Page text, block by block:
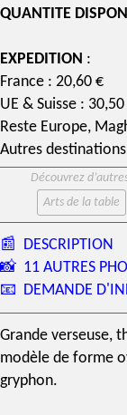
QUANTITE
EXPEDITION :
France : 20,60 €
UE & Suisse :
Reste Europe,
Autres
Découvrez
Arts de la table
📰 DESCRIPTION
📸 11 AUTRES
📧 DEMANDE
Grande verseuse,
modèle de forme
gryphon.